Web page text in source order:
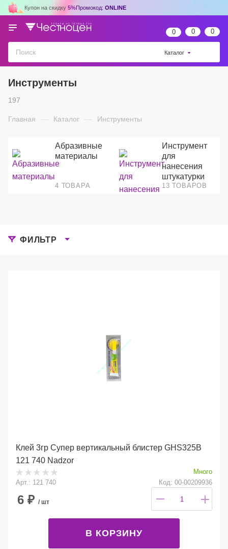
Купон на скидку 5%Промокод: ONLINE
0 0 0
Каталог
Инструменты
197
Главная — Каталог — Инструменты
Абразивные
материалы
4 ТОВАРА
Инструмент
для
нанесения
штукатурки
13 ТОВАРОВ
ФИЛЬТР
Клей 3гр Супер вертикальный блистер GHS325B
121 740 Nadzor
Много
Арт.: 121 740
Код: 00-00209936
6 ₽ / шт
В КОРЗИНУ